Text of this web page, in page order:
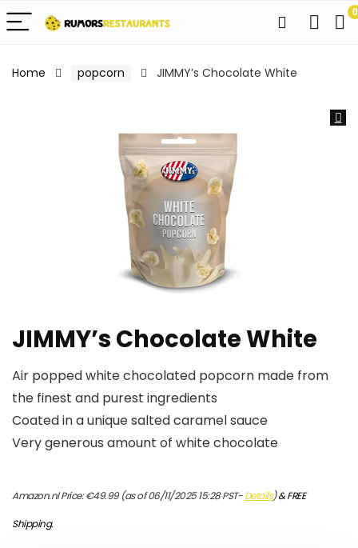
0
Home popcorn JIMMY’s Chocolate White
JIMMY’s Chocolate White
Air popped white chocolated popcorn made from
the finest and purest ingredients
Coated in a unique salted caramel sauce
Very generous amount of white chocolate
Amazon.nl Price:€49.99(as of 06/11/2025 15:28 PST-Details)&FREE
Shipping.